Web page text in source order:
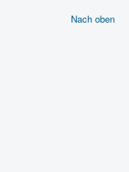
Nach oben